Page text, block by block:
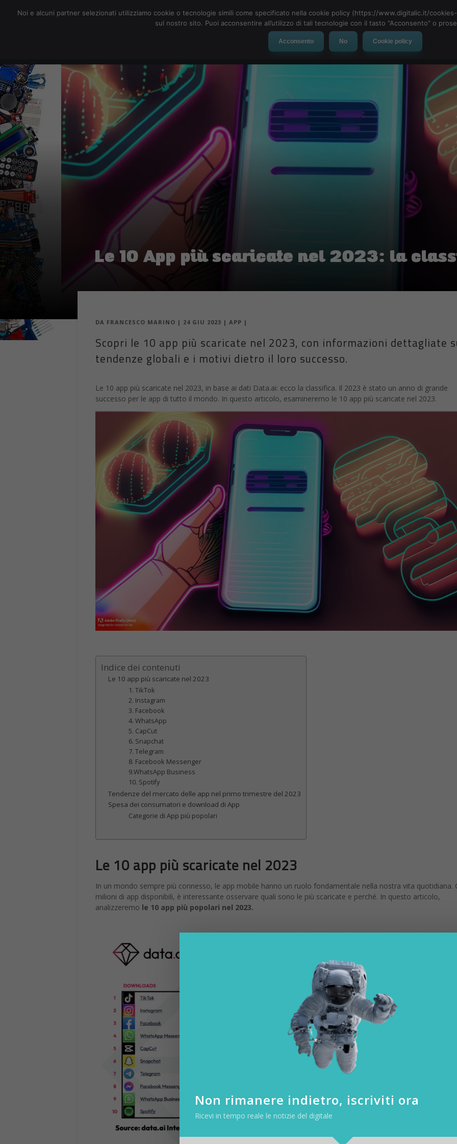
Social Network App Automotive Tech-News
Le 10 App più scaricate nel 2023: la
DA FRANCESCO MARINO | 24 GIU 2023 | APP |
Scopri le 10 app più scaricate nel 2023, con informazioni dettagliate
tendenze globali e i motivi dietro il loro successo.
Le 10 app più scaricate nel 2023, in base ai dati Data.ai: ecco la classifica. Il 2023 è stato un anno di grande
successo per le app di tutto il mondo. In questo articolo, esamineremo le 10 app più scaricate nel 2023.
Indice dei contenuti
Le 10 app più scaricate nel 2023
1. TikTok
2. Instagram
3. Facebook
4. WhatsApp
5. CapCut
6. Snapchat
7. Telegram
8. Facebook Messenger
9.WhatsApp Business
10. Spotify
Tendenze del mercato delle app nel primo trimestre del 2023
Spesa dei consumatori e download di App
Categorie di App più popolari
Le 10 app più scaricate nel 2023
In un mondo sempre più connesso, le app mobile hanno un ruolo fondamentale nella nostra vita quotidiana.
milioni di app disponibili, è interessante osservare quali sono le più scaricate e perché. In questo articolo,
analizzeremo le 10 app più popolari nel 2023.
Non rimanere indietro, iscriviti ora
Ricevi in tempo reale le notizie del digitale
Noi e alcuni partner selezionati utilizziamo cookie o tecnologie simili come specificato nella cookie policy (https://www.digitalic.it/
sul nostro sito. Puoi acconsentire all’utilizzo di tali tecnologie con il tasto "Acconsento" o
Acconsento No Cookie policy